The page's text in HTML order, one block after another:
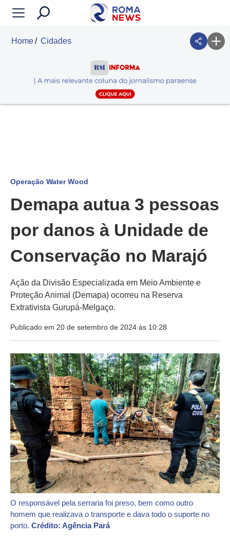
Home Cidades
Operação Water Wood
Demapa autua 3 pessoas
por danos à Unidade de
Conservação no Marajó
Ação da Divisão Especializada em Meio Ambiente e
Proteção Animal (Demapa) ocorreu na Reserva
Extrativista Gurupá-Melgaço.
Publicado em 20 de setembro de 2024 às 10:28
O responsável pela serraria foi preso, bem como outro
homem que realizava o transporte e dava todo o suporte no
porto. Crédito: Agência Pará